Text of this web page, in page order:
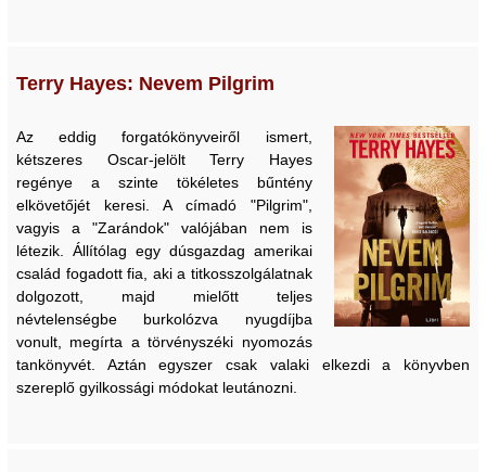
Terry Hayes: Nevem Pilgrim
Az eddig forgatókönyveiről ismert,
kétszeres Oscar-jelölt Terry Hayes
regénye a szinte tökéletes bűntény
elkövetőjét keresi. A címadó "Pilgrim",
vagyis a "Zarándok" valójában nem is
létezik. Állítólag egy dúsgazdag amerikai
család fogadott fia, aki a titkosszolgálatnak
dolgozott, majd mielőtt teljes
névtelenségbe burkolózva nyugdíjba
vonult, megírta a törvényszéki nyomozás
tankönyvét. Aztán egyszer csak valaki elkezdi a könyvben
szereplő gyilkossági módokat leutánozni.